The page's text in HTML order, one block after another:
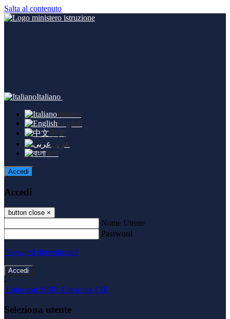
Salta al contenuto
Italiano
Italiano
English
中文
عربى
বাংলা
Accedi
Accedi
button close ×
Nome Utente
Password
Password dimenticata?
-
Entra con SPID Entra con CIE
Seleziona utente